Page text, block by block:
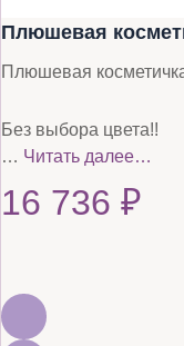
Плюшевая
Плюшевая
Без выбора цвета!!
… Читать далее…
16 736 ₽